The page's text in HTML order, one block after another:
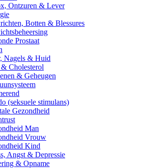
Ontzuren & Lever
Botten & Blessures
Prostaat
Nagels & Huid
Cholesterol
& Geheugen
(seksuele stimulans)
Gezondheid
Man
Vrouw
Kind
Angst & Depressie
& Opname